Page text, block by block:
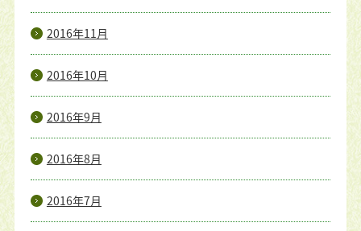
2016年11月
2016年10月
2016年9月
2016年8月
2016年7月